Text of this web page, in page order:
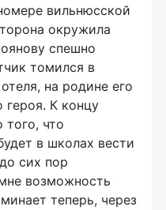
вильнюсской
окружила
спешно
томился в
на родине его
героя. К концу
что
в школах вести
сих пор
возможность
теперь, через